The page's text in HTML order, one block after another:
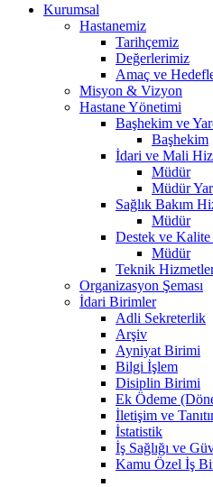
Kurumsal
Hastanemiz
Tarihçemiz
Değerlerimiz
Amaç ve
Misyon & Vizyon
Hastane Yönetimi
Başhekim ve
Başhekim
İdari ve Mali
Müdür
Müdür
Sağlık Bakım
Müdür
Destek ve
Müdür
Teknik
Organizasyon Şeması
İdari Birimler
Adli Sekreterlik
Arşiv
Ayniyat Birimi
Bilgi İşlem
Disiplin Birimi
Ek Ödeme
İletişim ve
İstatistik
İş Sağlığı ve
Kamu Özel İş